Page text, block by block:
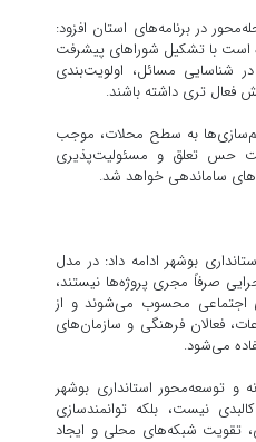
در برنامه‌های استان افزود:
است با تشکیل شوراهای پیشرفت
شناسایی مسائل، اولویت‌بندی
فعال تری داشته باشند.
به سطح محلات، موجب
حس تعلق و مسئولیت‌پذیری
ساماندهی خواهد شد.
بوشهر ادامه داد: در مدل
صرفاً مجری پروژه‌ها نیستند،
اجتماعی محسوب می‌شوند و از
فعالان فرهنگی و سازمان‌های
می‌شود.
و توسعه‌محور استانداری بوشهر
نیست، بلکه توانمندسازی
تقویت شبکه‌های محلی و ایجاد